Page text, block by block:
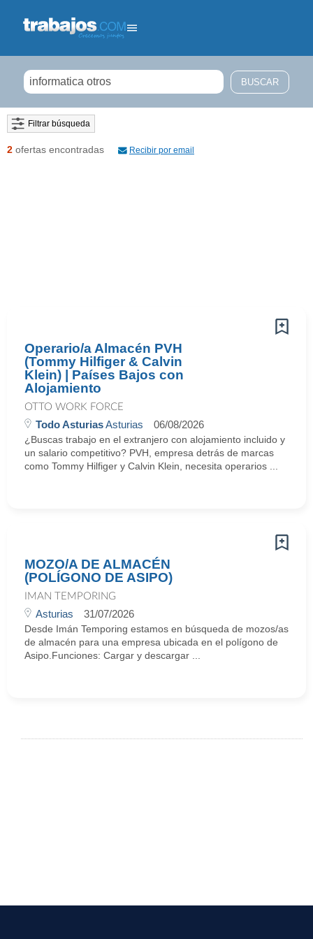
Filtrar búsqueda
2 ofertas encontradas Recibir por email
Operario/a Almacén PVH
(Tommy Hilfiger & Calvin
Klein) | Países Bajos con
Alojamiento
OTTO WORK FORCE
Todo AsturiasAsturias 06/08/2026
¿Buscas trabajo en el extranjero con alojamiento incluido y
un salario competitivo? PVH, empresa detrás de marcas
como Tommy Hilfiger y Calvin Klein, necesita operarios ...
MOZO/A DE ALMACÉN
(POLÍGONO DE ASIPO)
IMAN TEMPORING
Asturias 31/07/2026
Desde Imán Temporing estamos en búsqueda de mozos/as
de almacén para una empresa ubicada en el polígono de
Asipo.Funciones: Cargar y descargar ...